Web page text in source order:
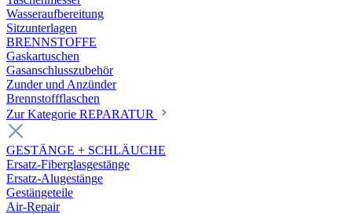
Wasseraufbereitung
Sitzunterlagen
BRENNSTOFFE
Gaskartuschen
Gasanschlusszubehör
Zunder und Anzünder
Brennstoffflaschen
Zur Kategorie REPARATUR
GESTÄNGE + SCHLÄUCHE
Ersatz-Fiberglasgestänge
Ersatz-Alugestänge
Gestängeteile
Air-Repair